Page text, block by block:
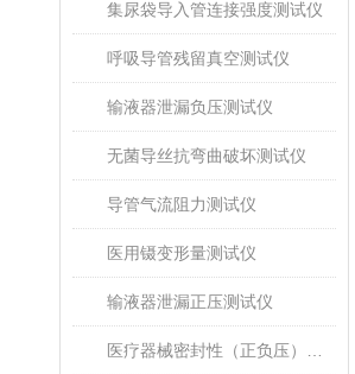
集尿袋导入管连接强度测试仪
呼吸导管残留真空测试仪
输液器泄漏负压测试仪
无菌导丝抗弯曲破坏测试仪
导管气流阻力测试仪
医用镊变形量测试仪
输液器泄漏正压测试仪